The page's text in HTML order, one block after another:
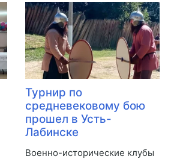
Турнир по
средневековому бою
прошел в Усть-
Лабинске
Военно-исторические клубы